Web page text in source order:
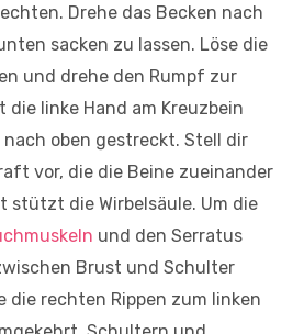
Drehe das Becken nach
sacken zu lassen. Löse die
und drehe den Rumpf zur
die linke Hand am Kreuzbein
oben gestreckt. Stell dir
vor, die die Beine zueinander
stützt die Wirbelsäule. Um die
und den Serratus
Brust und Schulter
die rechten Rippen zum linken